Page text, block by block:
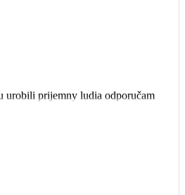
urobili prijemny ludia odporučam